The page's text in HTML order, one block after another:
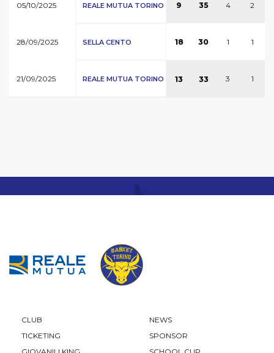
05/10/2025 REALE MUTUA TORINO 9 35 4 2
28/09/2025 SELLA CENTO 18 30 1 1
21/09/2025 REALE MUTUA TORINO 13 33 3 1
CLUB
NEWS
TICKETING
SPONSOR